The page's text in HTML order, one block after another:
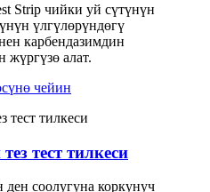
Strip чийки уй сүтүнүн
үлгүлөрүндөгү
карбендазимдин
жүргүзө алат.
чейин
тест тилкеси
соолугуна коркунуч